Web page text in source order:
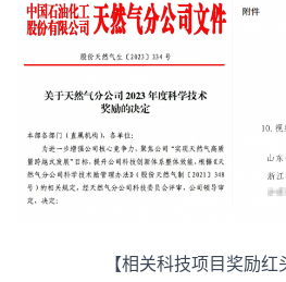
【相关科技项目奖励红